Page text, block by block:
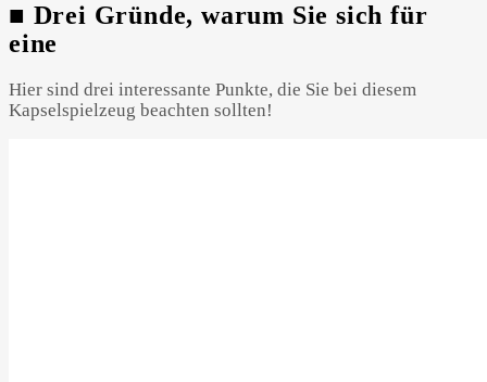
■ Drei Gründe, warum Sie sich für
eine
Hier sind drei interessante Punkte, die Sie bei diesem
Kapselspielzeug beachten sollten!